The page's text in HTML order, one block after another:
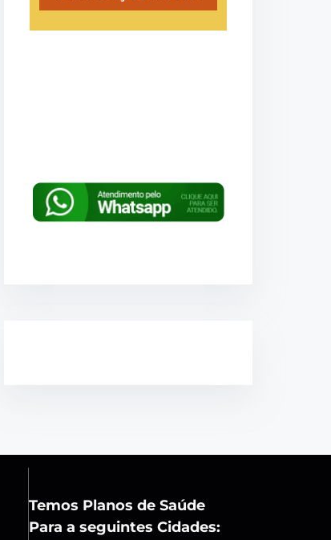
Temos Planos de Saúde
Para a seguintes Cidades: